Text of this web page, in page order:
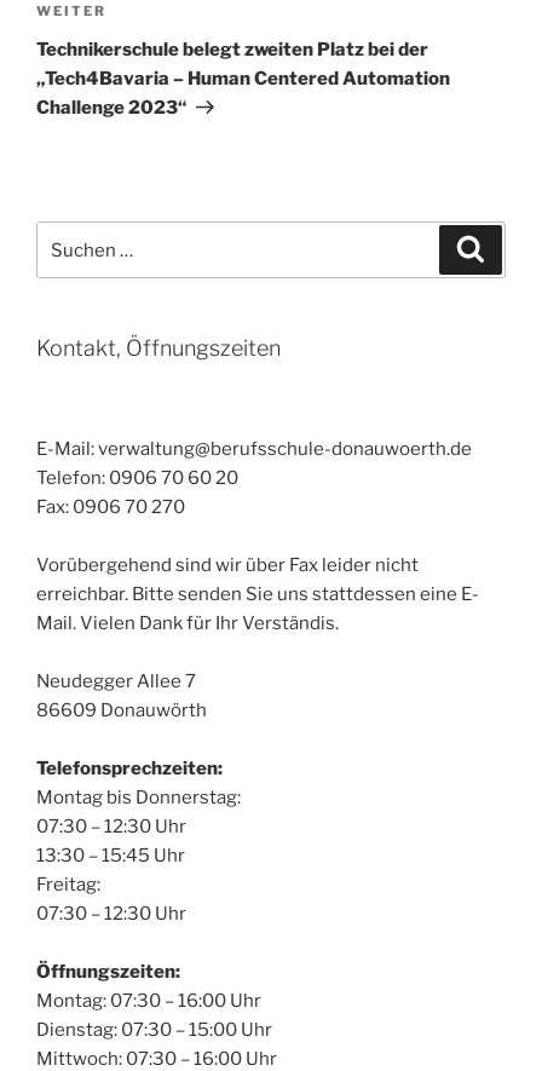
Nächster
Beitrag
WEITER
Technikerschule belegt zweiten Platz bei der
„Tech4Bavaria – Human Centered Automation
Challenge 2023“
nach:
Kontakt, Öffnungszeiten
E-Mail: verwaltung@berufsschule-donauwoerth.de
Telefon: 0906 70 60 20
Fax: 0906 70 270
Vorübergehend sind wir über Fax leider nicht
erreichbar. Bitte senden Sie uns stattdessen eine E-
Mail. Vielen Dank für Ihr Verständis.
Neudegger Allee 7
86609 Donauwörth
Telefonsprechzeiten:
Montag bis Donnerstag:
07:30 – 12:30 Uhr
13:30 – 15:45 Uhr
Freitag:
07:30 – 12:30 Uhr
Öffnungszeiten:
Montag: 07:30 – 16:00 Uhr
Dienstag: 07:30 – 15:00 Uhr
Mittwoch: 07:30 – 16:00 Uhr